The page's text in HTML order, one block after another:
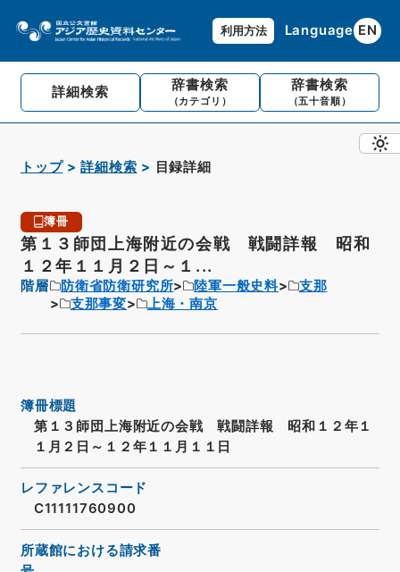
利用方法 Language EN
詳細検索 辞書検索
（カテゴリ）
辞書検索
（五十音順）
トップ 詳細検索 目録詳細
簿冊
第１３師団上海附近の会戦 戦闘詳報 昭和
１２年１１月２日～１...
階層 防衛省防衛研究所 陸軍一般史料
支那
支那事変
上海・南京
簿冊標題
第１３師団上海附近の会戦 戦闘詳報 昭和１２年１
１月２日～１２年１１月１１日
レファレンスコード
C11111760900
所蔵館における請求番